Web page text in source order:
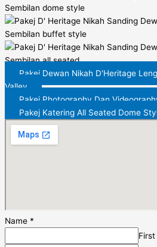
Pakej Dewan Nikah D'Heritage
Valley
Pakej Photography Dan
Pakej Katering All Seated Dome
Name *
First